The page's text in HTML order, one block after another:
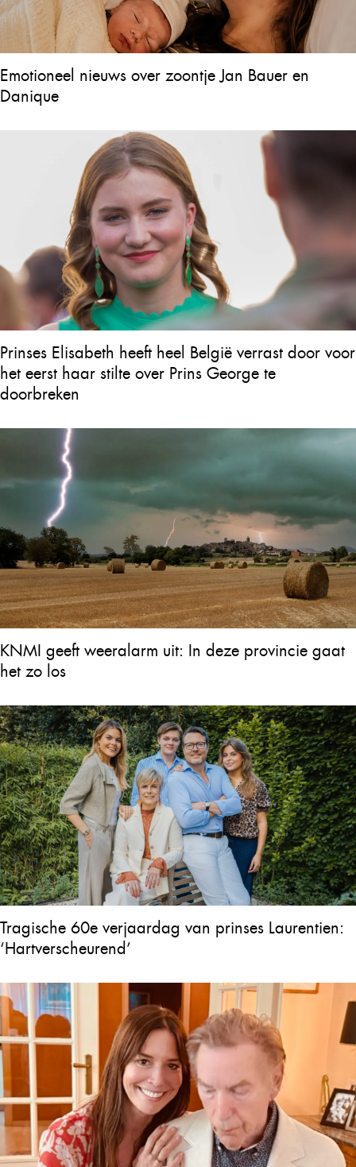
Emotioneel nieuws over zoontje Jan Bauer en
Danique
Prinses Elisabeth heeft heel België verrast door voor
het eerst haar stilte over Prins George te
doorbreken
KNMI geeft weeralarm uit: In deze provincie gaat
het zo los
Tragische 60e verjaardag van prinses Laurentien:
‘Hartverscheurend’